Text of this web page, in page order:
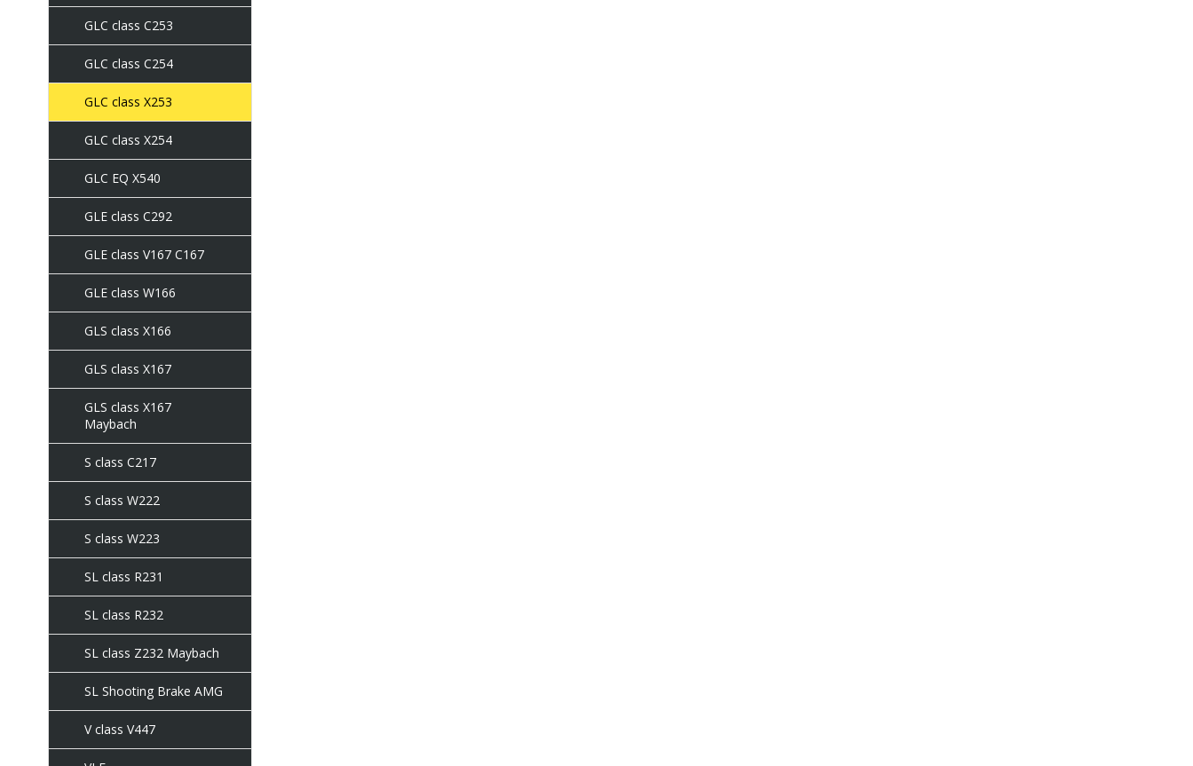
GLC class C253
GLC class C254
GLC class X253
GLC class X254
GLC EQ X540
GLE class C292
GLE class V167 C167
GLE class W166
GLS class X166
GLS class X167
GLS class X167
Maybach
S class C217
S class W222
S class W223
SL class R231
SL class R232
SL class Z232 Maybach
SL Shooting Brake AMG
V class V447